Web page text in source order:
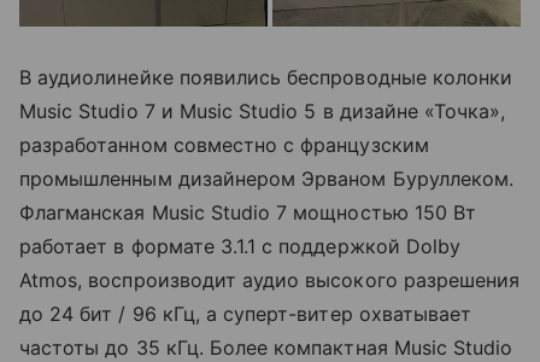
В аудиолинейке появились беспроводные колонки
Music Studio 7 и Music Studio 5 в дизайне «Точка»,
разработанном совместно с французским
промышленным дизайнером Эрваном Буруллеком.
Флагманская Music Studio 7 мощностью 150 Вт
работает в формате 3.1.1 с поддержкой Dolby
Atmos, воспроизводит аудио высокого разрешения
до 24 бит / 96 кГц, а суперт-витер охватывает
частоты до 35 кГц. Более компактная Music Studio